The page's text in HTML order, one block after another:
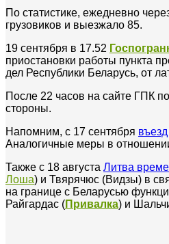
По статистике, ежедневно
грузовиков и выезжало 85.
19 сентября в 17.52
приостановки работы пункта
дел Республики Беларусь, от
После 22 часов на сайте ГПК
стороны.
Напомним, с 17 сентября
Аналогичные меры в
Также с 18 августа Литва
Лоша) и Твярячюс (Видзы) в
на границе с Беларусью
Райгардас (Привалка) и